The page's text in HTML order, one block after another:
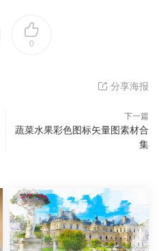
0
分享海报
下一篇
蔬菜水果彩色图标矢量图素材合
集